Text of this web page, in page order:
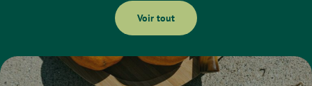
Voir tout